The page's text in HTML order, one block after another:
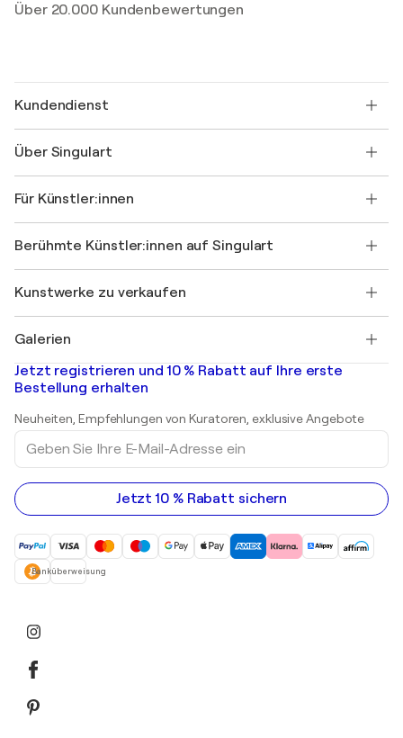
Über 20.000 Kundenbewertungen
Kundendienst
Versand
Einen Gutschein verschenken
Werden Sie Mitglied unseres Handelsprogramms
Ihr Konto
+49 30 31196995
Über Singulart
FAQ
Singulart-Magazin
Jobs
Entdecken Sie kuratierte Originalkunst
Für Künstler:innen
Als Künstler anmelden
Berühmte Künstler:innen auf Singulart
Marc Chagall
Banksy
Mr. Brainwash
Shepard Fairey
Kunstwerke zu verkaufen
Abstrakte Gemälde zu verkaufen
Landschaftsgemälde
Drucke
Acrylgemälde
Galerien
Kunstgalerien in Deutschland
Kunstgalerien in Schweiz
Jetzt registrieren und 10 % Rabatt auf Ihre erste
Bestellung erhalten
Neuheiten, Empfehlungen von Kuratoren, exklusive Angebote
Geben
Sie
Ihre
E-
Mail-
Adresse
Jetzt 10 % Rabatt sichern
Banküberweisung